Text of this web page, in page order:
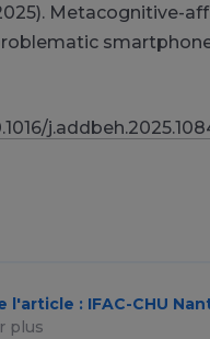
Metacognitive-
l'article : IFAC-CHU
plus